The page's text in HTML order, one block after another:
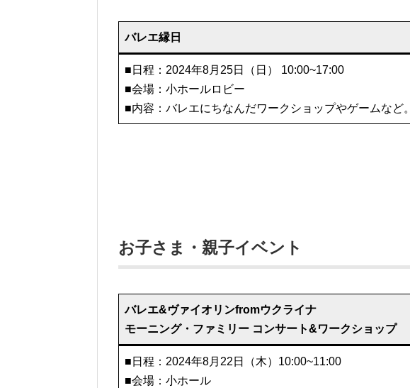
バレエ縁日
■日程：2024年8月25日（日） 10:00~17:00
■会場：小ホールロビー
■内容：バレエにちなんだワークショップやゲームなど。
お子さま・親子イベント
バレエ&ヴァイオリンfromウクライナ
モーニング・ファミリー コンサート&ワークショップ
■日程：2024年8月22日（木）10:00~11:00
■会場：小ホール